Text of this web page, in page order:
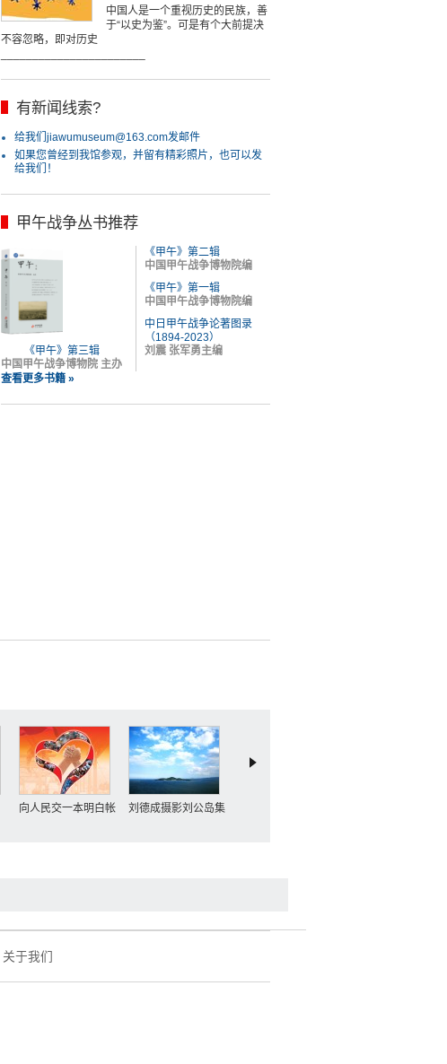
中国人是一个重视历史的民族，善
于“以史为鉴”。可是有个大前提决
不容忽略，即对历史
有新闻线索?
给我们jiawumuseum@163.com发邮件
如果您曾经到我馆参观，并留有精彩照片，也可以发
给我们！
甲午战争丛书推荐
《甲午》第三辑
中国甲午战争博物院 主办
《甲午》第二辑
中国甲午战争博物院编
《甲午》第一辑
中国甲午战争博物院编
中日甲午战争论著图录
（1894-2023）
刘震 张军勇主编
查看更多书籍 »
向人民交一本明白帐 刘德成摄影刘公岛集
关于我们